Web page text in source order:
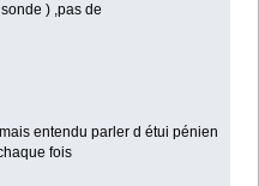
) ,pas de
entendu parler d étui pénien
fois